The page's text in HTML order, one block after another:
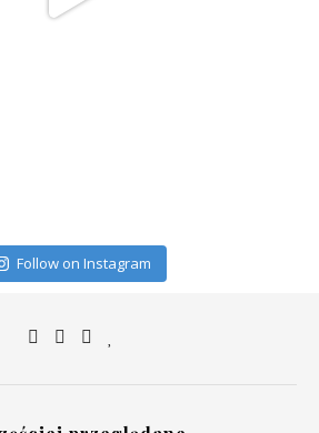
Follow on Instagram